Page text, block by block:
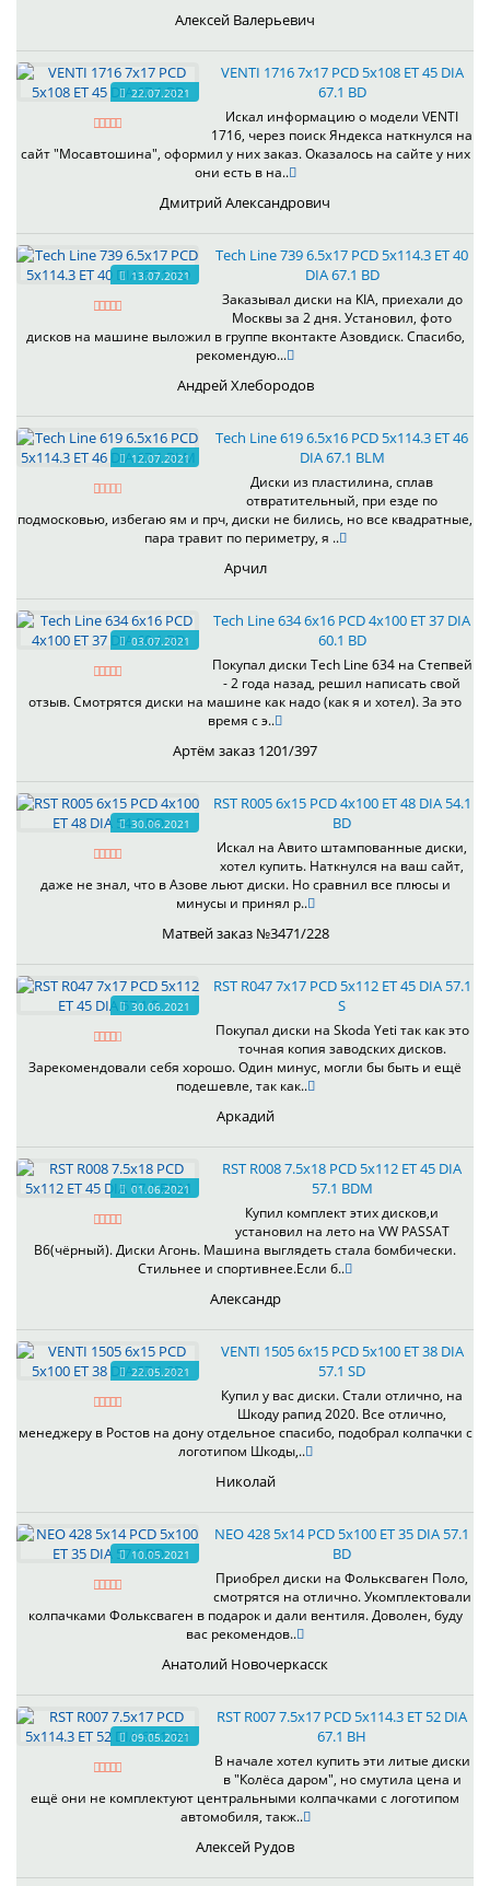
Алексей Валерьевич
22.07.2021
VENTI 1716 7x17 PCD 5x108 ET 45 DIA
67.1 BD
Искал информацию о модели VENTI
1716, через поиск Яндекса наткнулся на
сайт "Мосавтошина", оформил у них заказ. Оказалось на сайте у них
они есть в на..
Дмитрий Александрович
13.07.2021
Tech Line 739 6.5x17 PCD 5x114.3 ET 40
DIA 67.1 BD
Заказывал диски на KIA, приехали до
Москвы за 2 дня. Установил, фото
дисков на машине выложил в группе вконтакте Азовдиск. Спасибо,
рекомендую...
Андрей Хлебородов
12.07.2021
Tech Line 619 6.5x16 PCD 5x114.3 ET 46
DIA 67.1 BLM
Диски из пластилина, сплав
отвратительный, при езде по
подмосковью, избегаю ям и прч, диски не бились, но все квадратные,
пара травит по периметру, я ..
Арчил
03.07.2021
Tech Line 634 6x16 PCD 4x100 ET 37 DIA
60.1 BD
Покупал диски Tech Line 634 на Степвей
- 2 года назад, решил написать свой
отзыв. Смотрятся диски на машине как надо (как я и хотел). За это
время с э..
Артём заказ 1201/397
30.06.2021
RST R005 6x15 PCD 4x100 ET 48 DIA 54.1
BD
Искал на Авито штампованные диски,
хотел купить. Наткнулся на ваш сайт,
даже не знал, что в Азове льют диски. Но сравнил все плюсы и
минусы и принял р..
Матвей заказ №3471/228
30.06.2021
RST R047 7x17 PCD 5x112 ET 45 DIA 57.1
S
Покупал диски на Skoda Yeti так как это
точная копия заводских дисков.
Зарекомендовали себя хорошо. Один минус, могли бы быть и ещё
подешевле, так как..
Аркадий
01.06.2021
RST R008 7.5x18 PCD 5x112 ET 45 DIA
57.1 BDM
Купил комплект этих дисков,и
установил на лето на VW PASSAT
B6(чёрный). Диски Агонь. Машина выглядеть стала бомбически.
Стильнее и спортивнее.Если б..
Александр
22.05.2021
VENTI 1505 6x15 PCD 5x100 ET 38 DIA
57.1 SD
Купил у вас диски. Стали отлично, на
Шкоду рапид 2020. Все отлично,
менеджеру в Ростов на дону отдельное спасибо, подобрал колпачки с
логотипом Шкоды,..
Николай
10.05.2021
NEO 428 5x14 PCD 5x100 ET 35 DIA 57.1
BD
Приобрел диски на Фольксваген Поло,
смотрятся на отлично. Укомплектовали
колпачками Фольксваген в подарок и дали вентиля. Доволен, буду
вас рекомендов..
Анатолий Новочеркасск
09.05.2021
RST R007 7.5x17 PCD 5x114.3 ET 52 DIA
67.1 BH
В начале хотел купить эти литые диски
в "Колёса даром", но смутила цена и
ещё они не комплектуют центральными колпачками с логотипом
автомобиля, такж..
Алексей Рудов